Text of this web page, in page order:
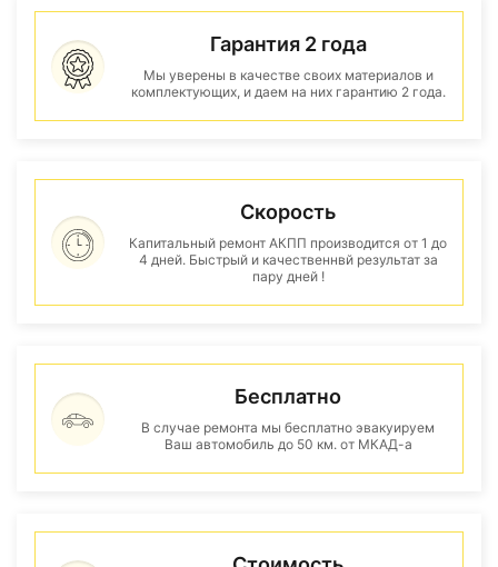
Гарантия 2 года
Мы уверены в качестве своих материалов и
комплектующих, и даем на них гарантию 2 года.
Скорость
Капитальный ремонт АКПП производится от 1 до
4 дней. Быстрый и качественнвй результат за
пару дней !
Бесплатно
В случае ремонта мы бесплатно эвакуируем
Ваш автомобиль до 50 км. от МКАД-а